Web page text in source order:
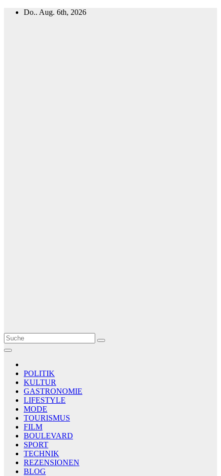
Zum
Do.. Aug. 6th, 2026
Le Matin
AGENCE DE PRESSE
POLITIK
KULTUR
GASTRONOMIE
LIFESTYLE
MODE
TOURISMUS
FILM
BOULEVARD
SPORT
TECHNIK
REZENSIONEN
BLOG